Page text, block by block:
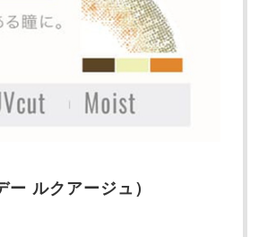
ルクアージュ）